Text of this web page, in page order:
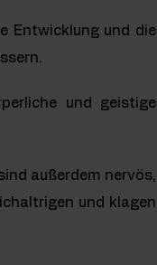
Entwicklung und die
und geistige
außerdem nervös,
und klagen